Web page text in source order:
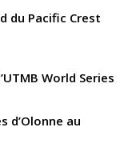
du Pacific Crest
World Series
d’Olonne au